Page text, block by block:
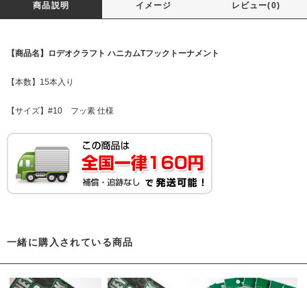
商品説明 イメージ レビュー(0)
【商品名】ロデオクラフト ハニカムTフックトーナメント
【本数】15本入り
【サイズ】#10 フッ素 仕様
一緒に購入されている商品